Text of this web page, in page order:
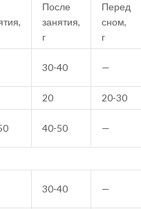
После
занятия,
г
Перед
сном,
г
30-40 —
20 20-30
40-50 —
30-40 —